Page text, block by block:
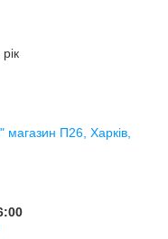
магазин П26, Харків,